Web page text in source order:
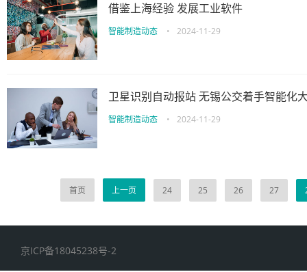
借鉴上海经验 发展工业软件
智能制造动态 • 2024-11-29
卫星识别自动报站 无锡公交着手智能化
智能制造动态 • 2024-11-29
首页 上一页 24 25 26 27
京ICP备18045238号-2